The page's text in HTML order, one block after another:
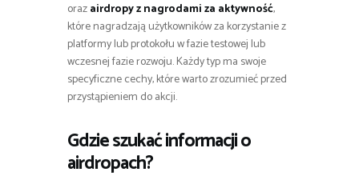
orazairdropy z nagrodami za aktywność,
które nagradzają użytkowników za korzystanie z
platformy lub protokołu w fazie testowej lub
wczesnej fazie rozwoju. Każdy typ ma swoje
specyficzne cechy, które warto zrozumieć przed
przystąpieniem do akcji.
Gdzie szukać informacji o
airdropach?